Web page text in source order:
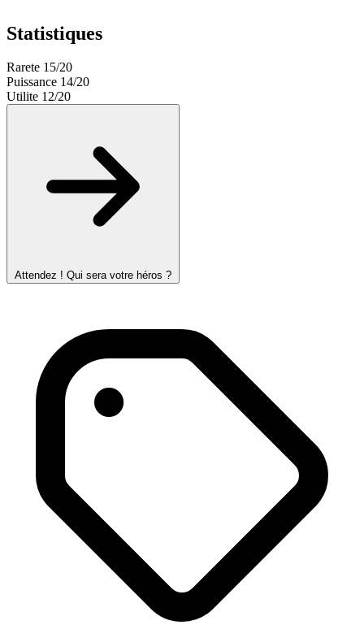
Statistiques
Rarete 15/20
Puissance 14/20
Utilite 12/20
Attendez ! Qui sera votre héros ?